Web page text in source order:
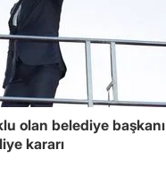
olan belediye başkanı
kararı